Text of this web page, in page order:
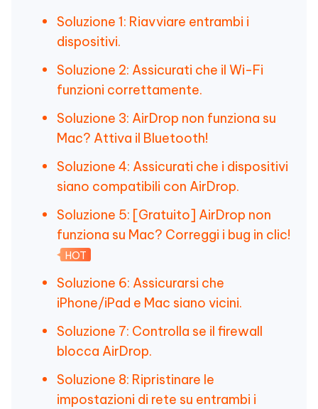
Soluzione 1: Riavviare entrambi i
dispositivi.
Soluzione 2: Assicurati che il Wi-Fi
funzioni correttamente.
Soluzione 3: AirDrop non funziona su
Mac? Attiva il Bluetooth!
Soluzione 4: Assicurati che i dispositivi
siano compatibili con AirDrop.
Soluzione 5: [Gratuito] AirDrop non
funziona su Mac? Correggi i bug in clic!
HOT
Soluzione 6: Assicurarsi che
iPhone/iPad e Mac siano vicini.
Soluzione 7: Controlla se il firewall
blocca AirDrop.
Soluzione 8: Ripristinare le
impostazioni di rete su entrambi i